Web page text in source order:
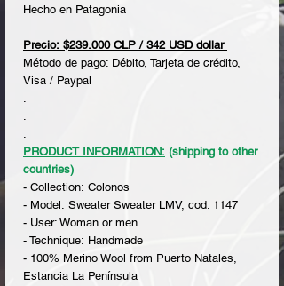
Hecho en Patagonia
Precio: $239.000 CLP / 342 USD dollar
Método de pago: Débito, Tarjeta de crédito,
Visa / Paypal
.
.
.
PRODUCT INFORMATION: (shipping to other
countries)
- Collection: Colonos
- Model: Sweater Sweater LMV, cod. 1147
- User: Woman or men
- Technique: Handmade
- 100% Merino Wool from Puerto Natales,
Estancia La Península